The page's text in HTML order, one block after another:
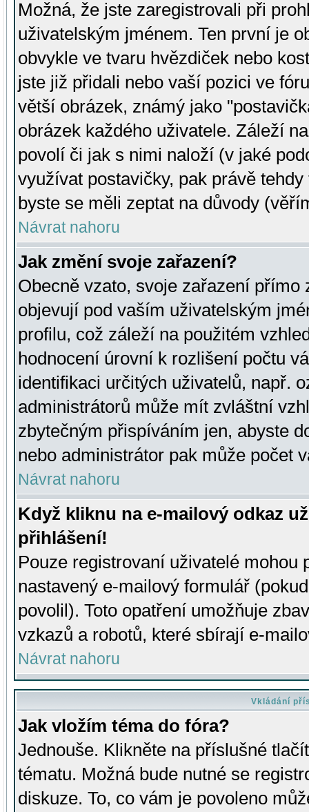
Možná, že jste zaregistrovali při
uživatelským jménem. Ten první je
obvykle ve tvaru hvězdiček nebo
jste již přidali nebo vaší pozici ve
větší obrázek, známý jako
obrázek každého uživatele. Záleží
povolí či jak s nimi naloží (v jaké
využívat postavičky, pak právě
byste se měli zeptat na důvody
Návrat nahoru
Jak změní svoje zařazení?
Obecně vzato, svoje zařazení přímo
objevují pod vaším uživatelským
profilu, což záleží na použitém
hodnocení úrovní k rozlišení počtu
identifikaci určitých uživatelů, např.
administrátorů může mít zvláštní
zbytečným přispíváním jen, abyste
nebo administrátor pak může počet
Návrat nahoru
Když kliknu na e-mailový odkaz
přihlášení!
Pouze registrovaní uživatelé mohou
nastavený e-mailový formulář
povolil). Toto opatření umožňuje
vzkazů a robotů, které sbírají e-
Návrat nahoru
Vkládání
Jak vložím téma do fóra?
Jednouše. Klikněte na příslušné
tématu. Možná bude nutné se
diskuze. To, co vám je povoleno